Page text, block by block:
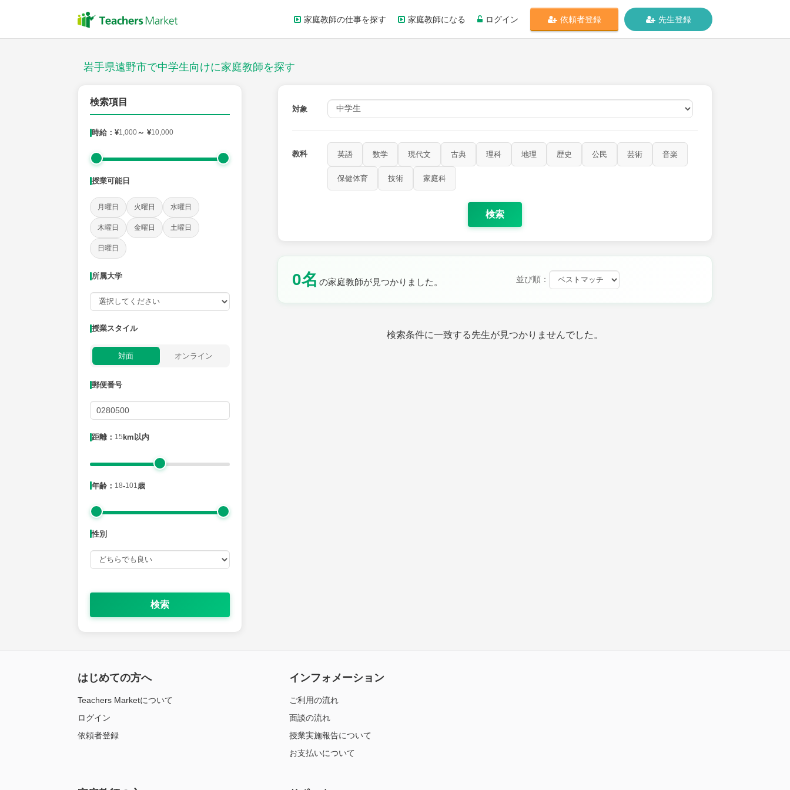
家庭教師の仕事を探す 家庭教師になる ログイン 依頼者登録 先生登録
岩手県遠野市で中学生向けに家庭教師を探す
検索項目
時給：¥1,000～ ¥10,000
授業可能日
月曜日 火曜日 水曜日
木曜日 金曜日 土曜日
日曜日
所属大学
授業スタイル
対面 オンライン
郵便番号
距離： 15 km以内
年齢： 18-101 歳
性別
検索
対象
教科 英語 数学 現代文 古典 理科 地理 歴史 公民 芸術 音楽
保健体育 技術 家庭科
検索
0名 の家庭教師が見つかりました。 並び順：
検索条件に一致する先生が見つかりませんでした。
授業スタイル
数学 現代文 古典 家庭科
時給：¥1,000 ～ ¥10,000
授業可能日
月曜日 火曜日
距離：15km以内
年齢：18-101歳
はじめての方へ
Teachers Marketについて
ログイン
依頼者登録
インフォメーション
ご利用の流れ
面談の流れ
授業実施報告について
お支払いについて